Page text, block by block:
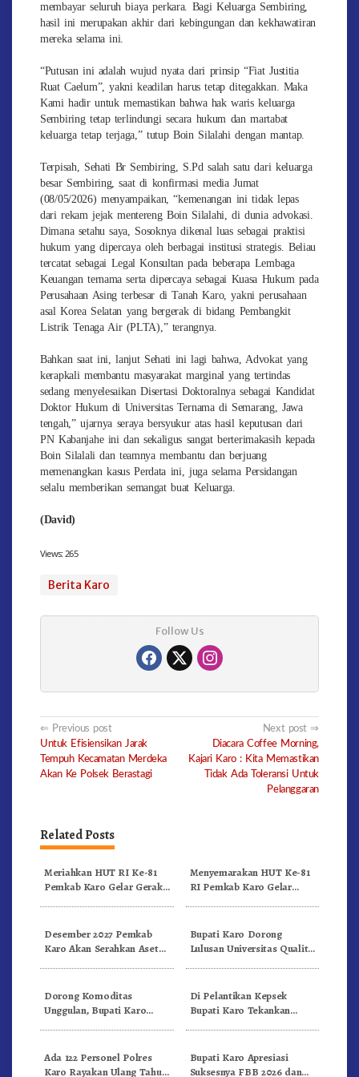
membayar seluruh biaya perkara. Bagi Keluarga Sembiring,
hasil ini merupakan akhir dari kebingungan dan kekhawatiran
mereka selama ini.
“Putusan ini adalah wujud nyata dari prinsip “Fiat Justitia
Ruat Caelum”, yakni keadilan harus tetap ditegakkan. Maka
Kami hadir untuk memastikan bahwa hak waris keluarga
Sembiring tetap terlindungi secara hukum dan martabat
keluarga tetap terjaga,” tutup Boin Silalahi dengan mantap.
Terpisah, Sehati Br Sembiring, S.Pd salah satu dari keluarga
besar Sembiring, saat di konfirmasi media Jumat
(08/05/2026) menyampaikan, “kemenangan ini tidak lepas
dari rekam jejak mentereng Boin Silalahi, di dunia advokasi.
Dimana setahu saya, Sosoknya dikenal luas sebagai praktisi
hukum yang dipercaya oleh berbagai institusi strategis. Beliau
tercatat sebagai Legal Konsultan pada beberapa Lembaga
Keuangan ternama serta dipercaya sebagai Kuasa Hukum pada
Perusahaan Asing terbesar di Tanah Karo, yakni perusahaan
asal Korea Selatan yang bergerak di bidang Pembangkit
Listrik Tenaga Air (PLTA),” terangnya.
Bahkan saat ini, lanjut Sehati ini lagi bahwa, Advokat yang
kerapkali membantu masyarakat marginal yang tertindas
sedang menyelesaikan Disertasi Doktoralnya sebagai Kandidat
Doktor Hukum di Universitas Ternama di Semarang, Jawa
tengah,” ujarnya seraya bersyukur atas hasil keputusan dari
PN Kabanjahe ini dan sekaligus sangat berterimakasih kepada
Boin Silalali dan teamnya membantu dan berjuang
memenangkan kasus Perdata ini, juga selama Persidangan
selalu memberikan semangat buat Keluarga.
(David)
Views: 265
Berita Karo
Follow Us
Post
navigation
Previous post
Untuk Efisiensikan Jarak
Tempuh Kecamatan Merdeka
Akan Ke Polsek Berastagi
Next post
Diacara Coffee Morning,
Kajari Karo : Kita Memastikan
Tidak Ada Toleransi Untuk
Pelanggaran
Related Posts
Meriahkan HUT RI Ke-81
Pemkab Karo Gelar Gerak
Menyemarakan HUT Ke-81
RI Pemkab Karo Gelar
Desember 2027 Pemkab
Karo Akan Serahkan Aset
Bupati Karo Dorong
Lulusan Universitas Quality
Dorong Komoditas
Unggulan, Bupati Karo
Di Pelantikan Kepsek
Bupati Karo Tekankan
Ada 122 Personel Polres
Karo Rayakan Ulang Tahun
Bupati Karo Apresiasi
Suksesnya FBB 2026 dan